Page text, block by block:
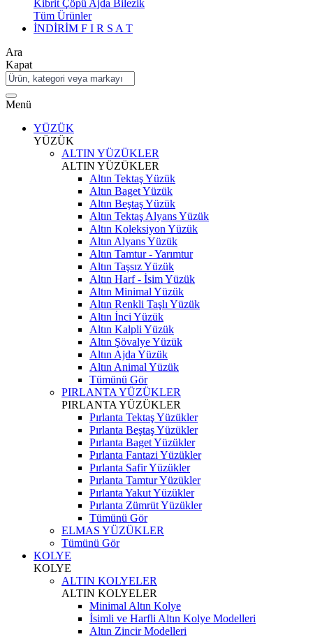
Kibrit Çöpü Ajda Bilezik
Tüm Ürünler
İNDİRİM F I R S A T
Ara
Kapat
Menü
YÜZÜK
YÜZÜK
ALTIN YÜZÜKLER
ALTIN YÜZÜKLER
Altın Tektaş Yüzük
Altın Baget Yüzük
Altın Beştaş Yüzük
Altın Tektaş Alyans Yüzük
Altın Koleksiyon Yüzük
Altın Alyans Yüzük
Altın Tamtur - Yarımtur
Altın Taşsız Yüzük
Altın Harf - İsim Yüzük
Altın Minimal Yüzük
Altın Renkli Taşlı Yüzük
Altın İnci Yüzük
Altın Kalpli Yüzük
Altın Şövalye Yüzük
Altın Ajda Yüzük
Altın Animal Yüzük
Tümünü Gör
PIRLANTA YÜZÜKLER
PIRLANTA YÜZÜKLER
Pırlanta Tektaş Yüzükler
Pırlanta Beştaş Yüzükler
Pırlanta Baget Yüzükler
Pırlanta Fantazi Yüzükler
Pırlanta Safir Yüzükler
Pırlanta Tamtur Yüzükler
Pırlanta Yakut Yüzükler
Pırlanta Zümrüt Yüzükler
Tümünü Gör
ELMAS YÜZÜKLER
Tümünü Gör
KOLYE
KOLYE
ALTIN KOLYELER
ALTIN KOLYELER
Minimal Altın Kolye
İsimli ve Harfli Altın Kolye Modelleri
Altın Zincir Modelleri